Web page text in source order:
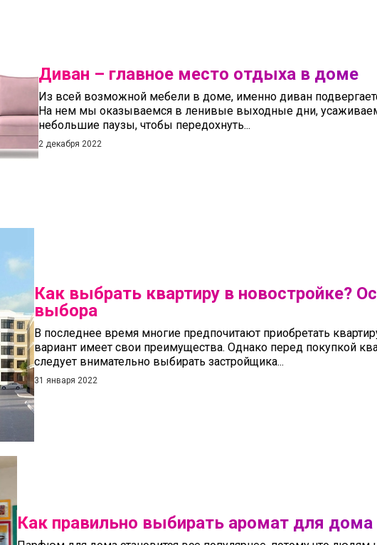
Диван – главное место отдыха в доме
Из всей возможной мебели в доме, именно диван
На нем мы оказываемся в ленивые выходные дни,
небольшие паузы, чтобы передохнуть...
2 декабря 2022
Как выбрать квартиру в новостройке?
выбора
В последнее время многие предпочитают приобретать
вариант имеет свои преимущества. Однако перед покупкой
следует внимательно выбирать застройщика...
31 января 2022
Как правильно выбирать аромат для дома